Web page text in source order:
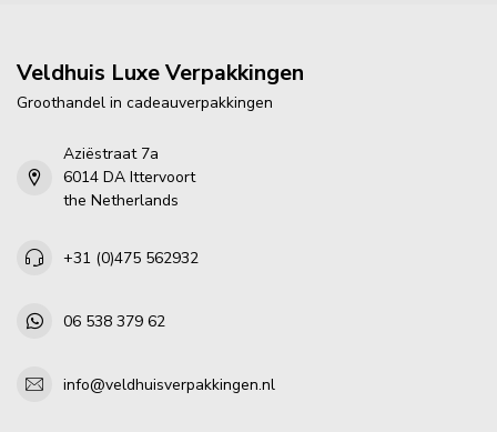
Veldhuis Luxe Verpakkingen
Groothandel in cadeauverpakkingen
Aziëstraat 7a
6014 DA Ittervoort
the Netherlands
+31 (0)475 562932
06 538 379 62
info@veldhuisverpakkingen.nl